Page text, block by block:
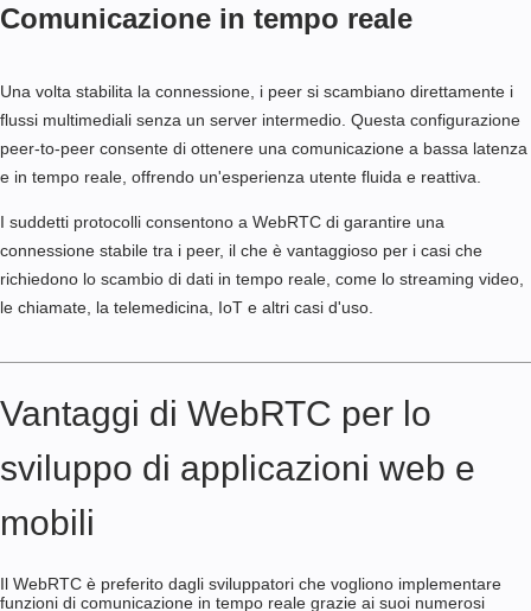
Comunicazione in tempo reale
Una volta stabilita la connessione, i peer si scambiano direttamente i
flussi multimediali senza un server intermedio. Questa configurazione
peer-to-peer consente di ottenere una comunicazione a bassa latenza
e in tempo reale, offrendo un'esperienza utente fluida e reattiva.
I suddetti protocolli consentono a WebRTC di garantire una
connessione stabile tra i peer, il che è vantaggioso per i casi che
richiedono lo scambio di dati in tempo reale, come lo streaming video,
le chiamate, la telemedicina, IoT e altri casi d'uso.
Vantaggi di WebRTC per lo
sviluppo di applicazioni web e
mobili
Il WebRTC è preferito dagli sviluppatori che vogliono implementare
funzioni di comunicazione in tempo reale grazie ai suoi numerosi